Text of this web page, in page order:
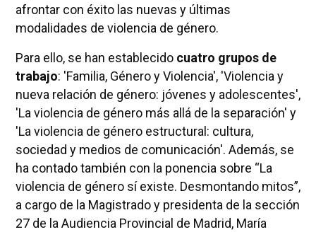
afrontar con éxito las nuevas y últimas
modalidades de violencia de género.
Para ello, se han establecido cuatro grupos de
trabajo: 'Familia, Género y Violencia', 'Violencia y
nueva relación de género: jóvenes y adolescentes',
'La violencia de género más allá de la separación' y
'La violencia de género estructural: cultura,
sociedad y medios de comunicación'. Además, se
ha contado también con la ponencia sobre “La
violencia de género sí existe. Desmontando mitos”,
a cargo de la Magistrado y presidenta de la sección
27 de la Audiencia Provincial de Madrid, María